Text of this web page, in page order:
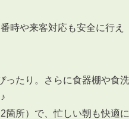
時や来客対応も安全に行え
ったり。さらに食器棚や食洗
箇所）で、忙しい朝も快適に